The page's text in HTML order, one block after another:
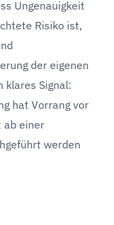
Ungenauigkeit
Risiko ist,
der eigenen
klares Signal:
hat Vorrang vor
ab einer
werden